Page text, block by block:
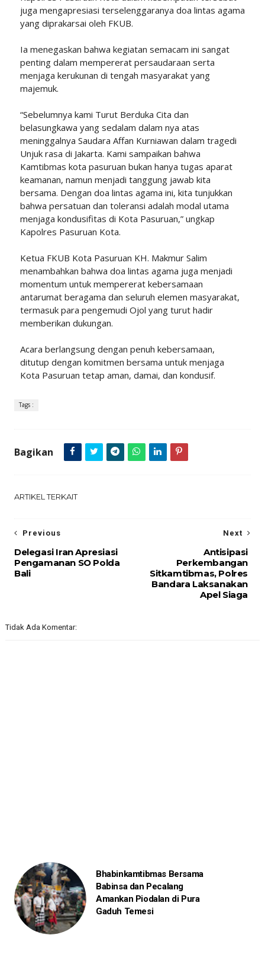
juga mengapresiasi terselenggaranya doa lintas agama
yang diprakarsai oleh FKUB.
Ia menegaskan bahwa kegiatan semacam ini sangat
penting dalam mempererat persaudaraan serta
menjaga kerukunan di tengah masyarakat yang
majemuk.
“Sebelumnya kami Turut Berduka Cita dan
belasungkawa yang sedalam dalam nya atas
meninggalnya Saudara Affan Kurniawan dalam tragedi
Unjuk rasa di Jakarta. Kami sampaikan bahwa
Kamtibmas kota pasuruan bukan hanya tugas aparat
keamanan, namun menjadi tanggung jawab kita
bersama. Dengan doa lintas agama ini, kita tunjukkan
bahwa persatuan dan toleransi adalah modal utama
menjaga kondusifitas di Kota Pasuruan,” ungkap
Kapolres Pasuruan Kota.
Ketua FKUB Kota Pasuruan KH. Makmur Salim
menambahkan bahwa doa lintas agama juga menjadi
momentum untuk mempererat kebersamaan
antarumat beragama dan seluruh elemen masyarakat,
termasuk para pengemudi Ojol yang turut hadir
memberikan dukungan.
Acara berlangsung dengan penuh kebersamaan,
ditutup dengan komitmen bersama untuk menjaga
Kota Pasuruan tetap aman, damai, dan kondusif.
Tags :
Bagikan
ARTIKEL TERKAIT
Next
Antisipasi
Perkembangan
Sitkamtibmas, Polres
Bandara Laksanakan
Apel Siaga
Previous
Delegasi Iran Apresiasi
Pengamanan SO Polda
Bali
Tidak Ada Komentar:
Bhabinkamtibmas Bersama
Babinsa dan Pecalang
Amankan Piodalan di Pura
Gaduh Temesi